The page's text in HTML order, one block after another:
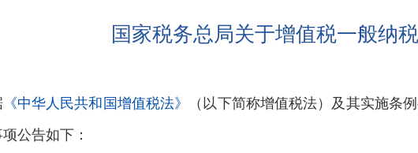
国家税务总局关于增值税一般纳
《中华人民共和国增值税法》
（以下简称增值税法）及其实施条
公告如下：